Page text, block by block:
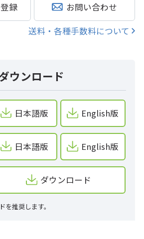
録 お問い合わせ
送料・各種手数料について
ウンロード
日本語版 English版
日本語版 English版
ダウンロード
推奨します。